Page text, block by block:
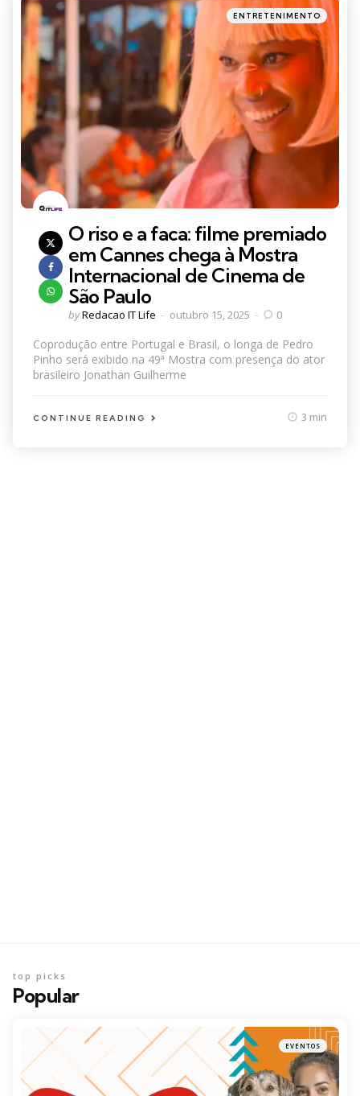
Categories
Posted
in
ENTRETENIMENTO
O riso e a faca: filme premiado
em Cannes chega à Mostra
Internacional de Cinema de
São Paulo
Posted
byRedacao IT Life outubro 15, 2025 0
Coprodução entre Portugal e Brasil, o longa de Pedro
Pinho será exibido na 49ª Mostra com presença do ator
brasileiro Jonathan Guilherme
CONTINUE READING 3 min
Popular
top picks
EVENTOS